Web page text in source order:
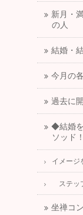
新月・
の人
結婚・
今月の
過去に
◆結婚を
ソッド！
イメージ
ステッ
坐禅コン